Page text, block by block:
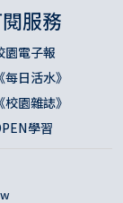
服務
園電子報
《每日活水》
《校園雜誌》
學習